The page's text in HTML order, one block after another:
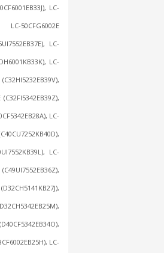
LC-
LC-50CFG6002E
LC-
LC-
LC-
LC-
LC-